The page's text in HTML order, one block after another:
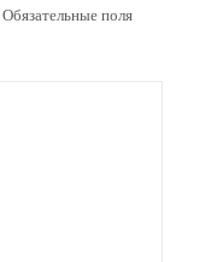
Обязательные поля